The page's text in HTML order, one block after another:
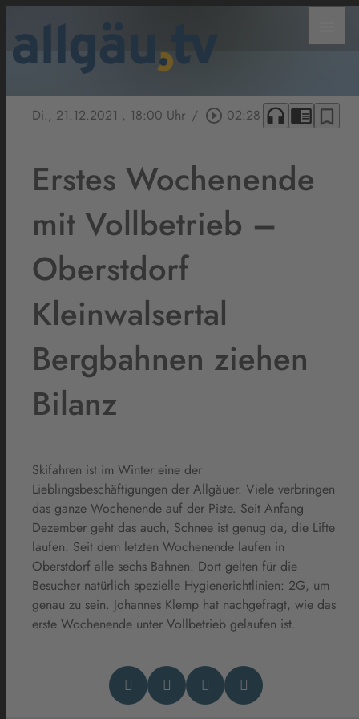
Di., 21.12.2021 , 18:00 Uhr / play_circle_outline 02:28 headphones chrome_reader_mode bookmark_border
Erstes Wochenende
mit Vollbetrieb –
Oberstdorf
Kleinwalsertal
Bergbahnen ziehen
Bilanz
Skifahren ist im Winter eine der
Lieblingsbeschäftigungen der Allgäuer. Viele verbringen
das ganze Wochenende auf der Piste. Seit Anfang
Dezember geht das auch, Schnee ist genug da, die Lifte
laufen. Seit dem letzten Wochenende laufen in
Oberstdorf alle sechs Bahnen. Dort gelten für die
Besucher natürlich spezielle Hygienerichtlinien: 2G, um
genau zu sein. Johannes Klemp hat nachgefragt, wie das
erste Wochenende unter Vollbetrieb gelaufen ist.